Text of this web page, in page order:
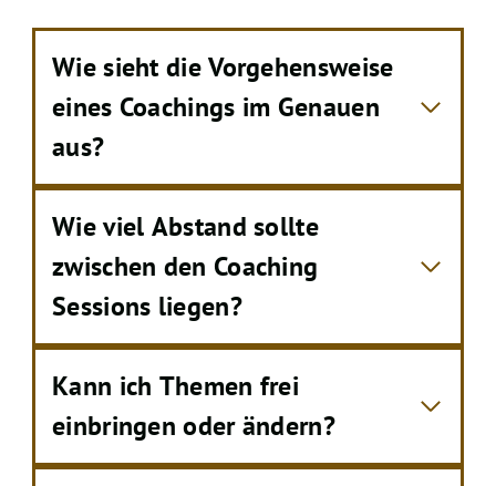
Wie sieht die Vorgehensweise
eines Coachings im Genauen
aus?
Wie viel Abstand sollte
zwischen den Coaching
Sessions liegen?
Kann ich Themen frei
einbringen oder ändern?